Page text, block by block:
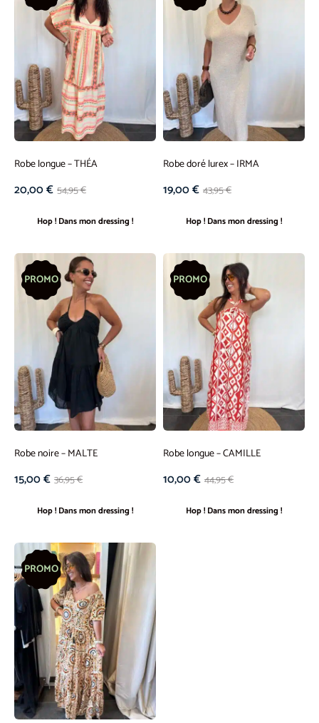
Robe longue – THÉA
54,95€
20,00€
Hop ! Dans mon dressing !
Robe doré lurex – IRMA
43,95€
19,00€
Hop ! Dans mon dressing !
PROMO
Robe noire – MALTE
36,95€
15,00€
Hop ! Dans mon dressing !
PROMO
Robe longue – CAMILLE
44,95€
10,00€
Hop ! Dans mon dressing !
PROMO